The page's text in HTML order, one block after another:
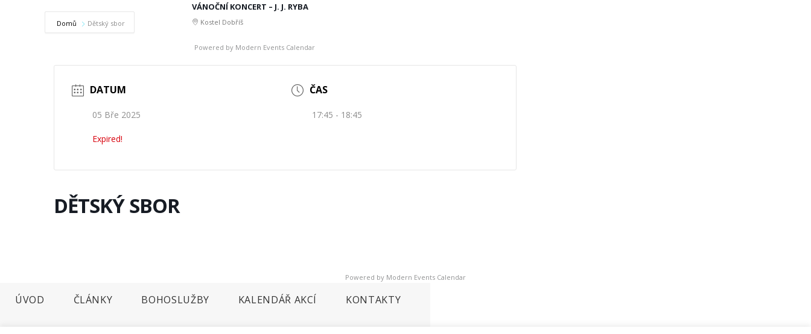
Domů Dětský sbor
VÁNOČNÍ KONCERT – J. J. RYBA
Kostel Dobříš
Powered by Modern Events Calendar
DATUM
05 Bře 2025
Expired!
ČAS
17:45 - 18:45
DĚTSKÝ SBOR
Powered by Modern Events Calendar
ÚVOD ČLÁNKY BOHOSLUŽBY KALENDÁŘ AKCÍ KONTAKTY